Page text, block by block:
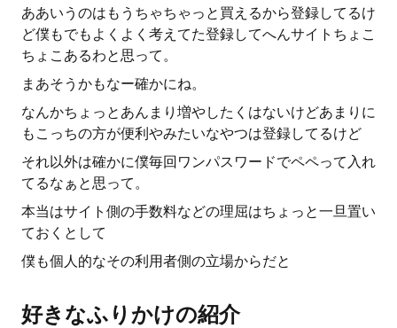
ああいうのはもうちゃちゃっと買えるから登録してるけ
ど僕もでもよくよく考えてた登録してへんサイトちょこ
ちょこあるわと思って。
まあそうかもなー確かにね。
なんかちょっとあんまり増やしたくはないけどあまりに
もこっちの方が便利やみたいなやつは登録してるけど
それ以外は確かに僕毎回ワンパスワードでペペって入れ
てるなぁと思って。
本当はサイト側の手数料などの理屈はちょっと一旦置い
ておくとして
僕も個人的なその利用者側の立場からだと
好きなふりかけの紹介